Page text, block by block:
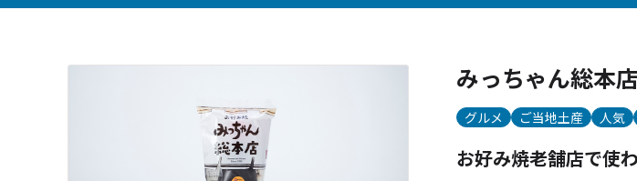
みっちゃん総本
グルメ ご当地土産 人気
お好み焼老舗店で使